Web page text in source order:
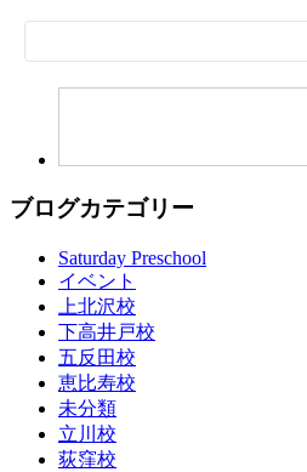
索:
ブログカテゴリー
Saturday Preschool
イベント
上北沢校
下高井戸校
五反田校
恵比寿校
未分類
立川校
荻窪校